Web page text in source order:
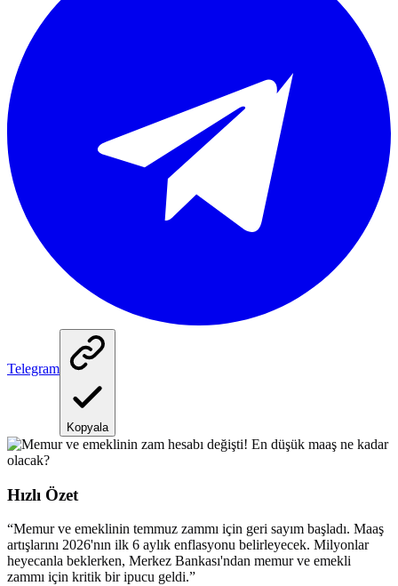
Telegram
Kopyala
Hızlı Özet
“Memur ve emeklinin temmuz zammı için geri sayım başladı. Maaş
artışlarını 2026'nın ilk 6 aylık enflasyonu belirleyecek. Milyonlar
heyecanla beklerken, Merkez Bankası'ndan memur ve emekli
zammı için kritik bir ipucu geldi.”